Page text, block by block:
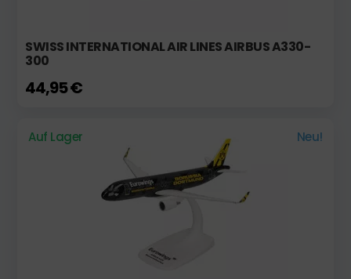
SWISS INTERNATIONAL AIR LINES AIRBUS A330-
300
44,95 €
Auf Lager Neu!